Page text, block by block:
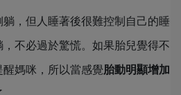
，但人睡著後很難控制自己的睡
不必過於驚慌。如果胎兒覺得不
媽咪，所以當感覺 胎動明顯增加